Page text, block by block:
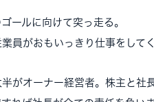
ールに向けて突っ走る。
員がおもいっきり仕事をして
がオーナー経営者。株主と社